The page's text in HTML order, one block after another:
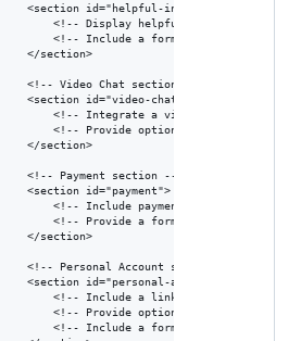
    <section id="helpful-information">
<!-- Display helpful information
<!-- Include a form for users to
    </section>
    <!-- Video Chat section -->
    <section id="video-chat">
<!-- Integrate a video chat platform
<!-- Provide options for users to
    </section>
    <!-- Payment section -->
    <section id="payment">
<!-- Include payment options such as
<!-- Provide a form for users to
    </section>
    <!-- Personal Account section -->
    <section id="personal-account">
<!-- Include a link to your personal
<!-- Provide options for users to
<!-- Include a form to link personal